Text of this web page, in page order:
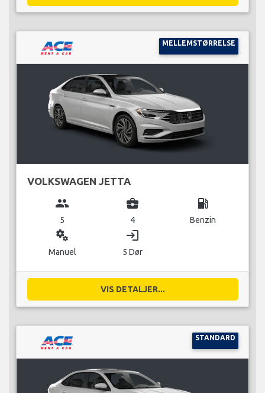
MELLEMSTØRRELSE
VOLKSWAGEN JETTA
group
5
business_center
4
local_gas_station
Benzin
miscellaneous_services
Manuel
login
5 Dør
VIS DETALJER...
STANDARD